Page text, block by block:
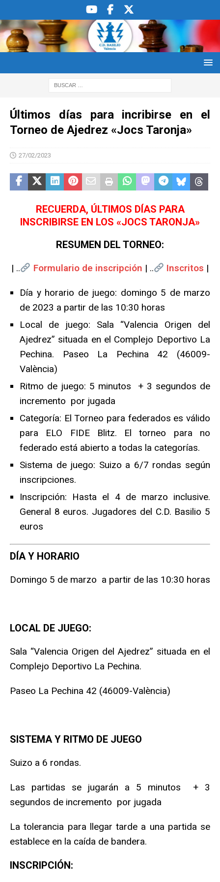
Últimos días para incribirse en el
Torneo de Ajedrez «Jocs Taronja»
27/02/2023
RECUERDA, ÚLTIMOS DÍAS PARA
INSCRIBIRSE EN LOS «JOCS TARONJA»
RESUMEN DEL TORNEO:
| .. Formulario de inscripción | .. Inscritos |
Día y horario de juego: domingo 5 de marzo
de 2023 a partir de las 10:30 horas
Local de juego: Sala “Valencia Origen del
Ajedrez” situada en el Complejo Deportivo La
Pechina. Paseo La Pechina 42 (46009-
València)
Ritmo de juego: 5 minutos + 3 segundos de
incremento por jugada
Categoría: El Torneo para federados es válido
para ELO FIDE Blitz. El torneo para no
federado está abierto a todas la categorías.
Sistema de juego: Suizo a 6/7 rondas según
inscripciones.
Inscripción: Hasta el 4 de marzo inclusive.
General 8 euros. Jugadores del C.D. Basilio 5
euros
DÍA Y HORARIO
Domingo 5 de marzo a partir de las 10:30 horas
LOCAL DE JUEGO:
Sala “Valencia Origen del Ajedrez” situada en el
Complejo Deportivo La Pechina.
Paseo La Pechina 42 (46009-València)
SISTEMA Y RITMO DE JUEGO
Suizo a 6 rondas.
Las partidas se jugarán a 5 minutos + 3
segundos de incremento por jugada
La tolerancia para llegar tarde a una partida se
establece en la caída de bandera.
INSCRIPCIÓN: